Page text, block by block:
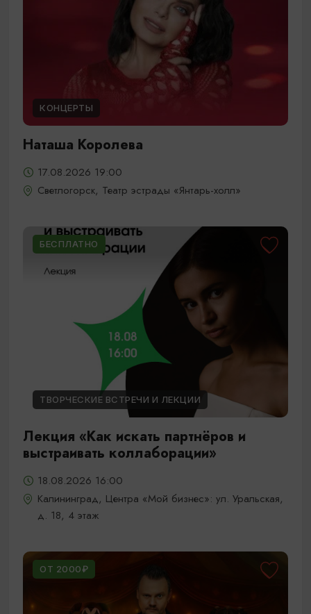
КОНЦЕРТЫ
Наташа Королева
17.08.2026 19:00
Светлогорск, Театр эстрады «Янтарь-холл»
БЕСПЛАТНО
ТВОРЧЕСКИЕ ВСТРЕЧИ И ЛЕКЦИИ
Лекция «Как искать партнёров и
выстраивать коллаборации»
18.08.2026 16:00
Калининград, Центра «Мой бизнес»: ул. Уральская,
д. 18, 4 этаж
ОТ 2000₽